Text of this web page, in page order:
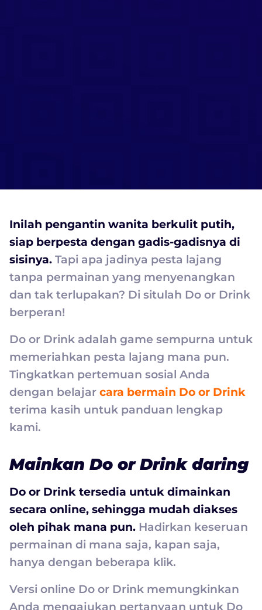
Inilah pengantin wanita berkulit putih,
siap berpesta dengan gadis-gadisnya di
sisinya. Tapi apa jadinya pesta lajang
tanpa permainan yang menyenangkan
dan tak terlupakan? Di situlah Do or Drink
berperan!
Do or Drink adalah game sempurna untuk
memeriahkan pesta lajang mana pun.
Tingkatkan pertemuan sosial Anda
dengan belajar cara bermain Do or Drink
terima kasih untuk panduan lengkap
kami.
Mainkan Do or Drink daring
Do or Drink tersedia untuk dimainkan
secara online, sehingga mudah diakses
oleh pihak mana pun. Hadirkan keseruan
permainan di mana saja, kapan saja,
hanya dengan beberapa klik.
Versi online Do or Drink memungkinkan
Anda mengajukan pertanyaan untuk Do